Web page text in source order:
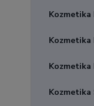
Kozmetika
Kozmetika
Kozmetika
Kozmetika